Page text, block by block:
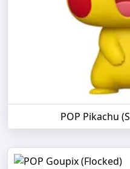
POP Pikachu